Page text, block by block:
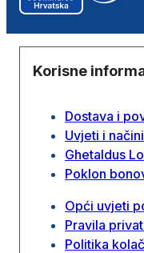
Korisne
Dostava i
Uvjeti i
Ghetaldus
Poklon
Opći uvjeti
Pravila
Politika